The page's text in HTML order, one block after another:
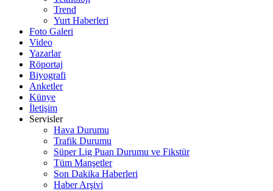
Trend
Yurt Haberleri
Foto Galeri
Video
Yazarlar
Röportaj
Biyografi
Anketler
Künye
İletişim
Servisler
Hava Durumu
Trafik Durumu
Süper Lig Puan Durumu ve Fikstür
Tüm Manşetler
Son Dakika Haberleri
Haber Arşivi